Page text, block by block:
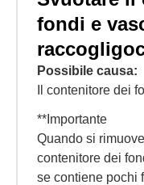
fondi e
Possibile causa:
Il contenitore dei
**Importante
Quando si
contenitore dei
se contiene pochi